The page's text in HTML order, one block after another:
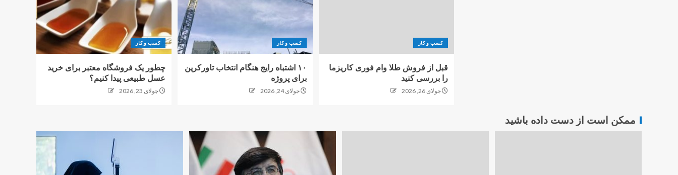
کسب و کار
قبل از فروش طلا وام فوری کاریزما
را بررسی کنید
جولای 26, 2026
کسب و کار
۱۰ اشتباه رایج هنگام انتخاب تاورکرین
برای پروژه
جولای 24, 2026
کسب و کار
چطور یک فروشگاه معتبر برای خرید
عسل طبیعی پیدا کنیم؟
جولای 23, 2026
ممکن است از دست داده باشید